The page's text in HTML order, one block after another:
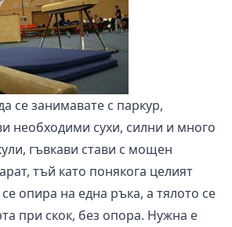
се занимавате с паркур,
необходими сухи, силни и много
гъвкави стави с мощен
тъй като понякога целият
опира на една ръка, а тялото се
при скок, без опора. Нужна е